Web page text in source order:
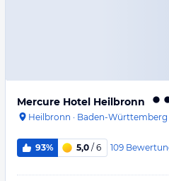
Mercure Hotel Heilbronn
Heilbronn · Baden-Württemberg
93% 5,0 / 6 109